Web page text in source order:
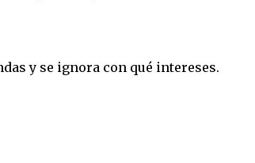
y se ignora con qué intereses.